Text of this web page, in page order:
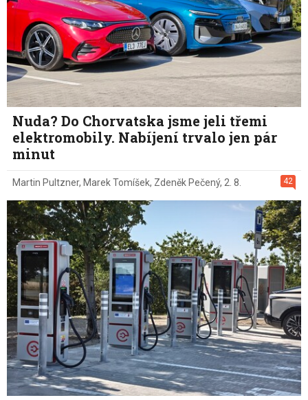
Nuda? Do Chorvatska jsme jeli třemi
elektromobily. Nabíjení trvalo jen pár
minut
42
Martin Pultzner, Marek Tomíšek, Zdeněk Pečený, 2. 8.